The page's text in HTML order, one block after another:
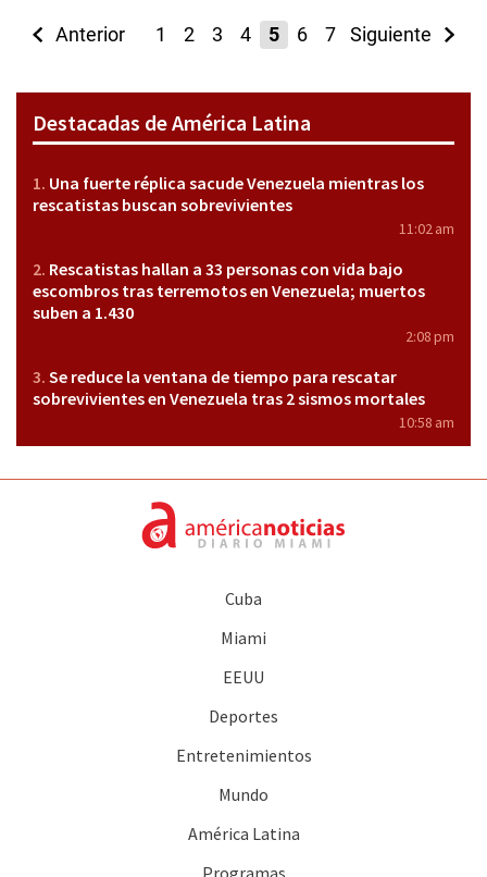
Anterior 1 2 3 4 5 6 7 8 9 10 11
Siguiente
Destacadas de América Latina
Una fuerte réplica sacude Venezuela mientras los
rescatistas buscan sobrevivientes
11:02 am
Rescatistas hallan a 33 personas con vida bajo
escombros tras terremotos en Venezuela; muertos
suben a 1.430
2:08 pm
Se reduce la ventana de tiempo para rescatar
sobrevivientes en Venezuela tras 2 sismos mortales
10:58 am
Cuba
Miami
EEUU
Deportes
Entretenimientos
Mundo
América Latina
Programas